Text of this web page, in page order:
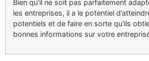
Bien qu’il ne soit pas parfaitement
les entreprises, il a le potentiel
potentiels et de faire en sorte qu’ils
bonnes informations sur votre